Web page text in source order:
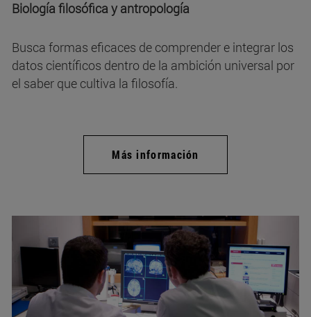
Biología filosófica y antropología
Busca formas eficaces de comprender e integrar los
datos científicos dentro de la ambición universal por
el saber que cultiva la filosofía.
Más información